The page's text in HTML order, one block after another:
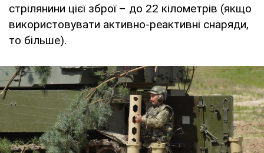
стрілянини цієї зброї – до 22 кілометрів (якщо
використовувати активно-реактивні снаряди,
то більше).